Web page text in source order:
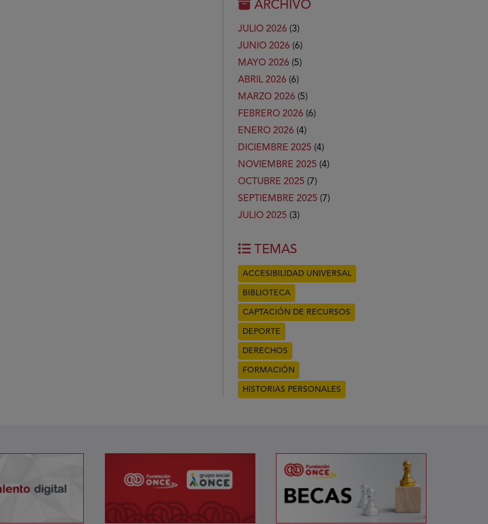
ARCHIVO
JULIO 2026 (3)
JUNIO 2026 (6)
MAYO 2026 (5)
ABRIL 2026 (6)
MARZO 2026 (5)
FEBRERO 2026 (6)
ENERO 2026 (4)
DICIEMBRE 2025 (4)
NOVIEMBRE 2025 (4)
OCTUBRE 2025 (7)
SEPTIEMBRE 2025 (7)
JULIO 2025 (3)
TEMAS
ACCESIBILIDAD UNIVERSAL
BIBLIOTECA
CAPTACIÓN DE RECURSOS
DEPORTE
DERECHOS
FORMACIÓN
HISTORIAS PERSONALES